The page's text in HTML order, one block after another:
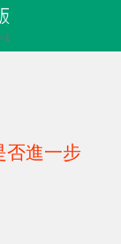
否進一步